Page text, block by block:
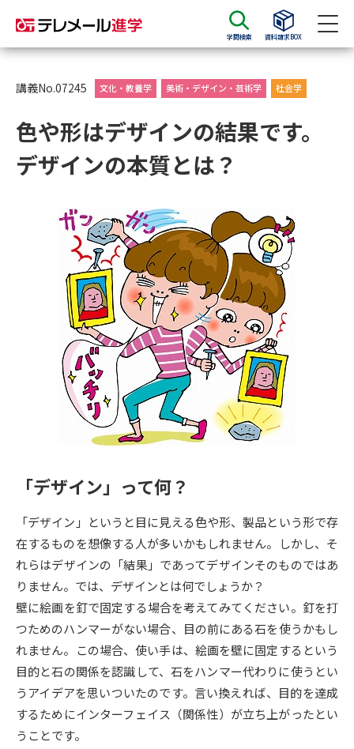
学問検索 資料請求BOX
資料請求 資料検索
大学・短大の資料種類から請求
総合型選抜・学校推薦型選抜 募
集要項＆願書
大学入学共通テスト利用選抜の
募集要項＆願書
大学・短大以外の資料から請求
専門学校の資料請求 大学院の資料請求
留学・進学関連、塾・予備校
大学入学共通テスト「受験案
内」の請求
大学入学共通テスト「受験上の
高等学校卒業程度認定試験
幼稚園教員資格認定試験
高等学校（情報）教員資格認定
試験
大学研究 大学検索
大学で学べる内容や特徴を調べる
新増設大学・学部・学科特集
国際・グローバルに強い大学特
集
データサイエンス特集
講義No.07245 文化・教養学 美術・デザイン・芸術学 社会学
色や形はデザインの結果です。
デザインの本質とは？
「デザイン」って何？
「デザイン」というと目に見える色や形、製品という形で存
在するものを想像する人が多いかもしれません。しかし、そ
れらはデザインの「結果」であってデザインそのものではあ
りません。では、デザインとは何でしょうか？
壁に絵画を釘で固定する場合を考えてみてください。釘を打
つためのハンマーがない場合、目の前にある石を使うかもし
れません。この場合、使い手は、絵画を壁に固定するという
目的と石の関係を認識して、石をハンマー代わりに使うとい
うアイデアを思いついたのです。言い換えれば、目的を達成
するためにインターフェイス（関係性）が立ち上がったとい
うことです。